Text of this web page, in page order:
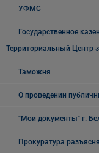
УФМС
Государственное
Территориальный Центр
Таможня
О проведении
"Мои документы" г.
Прокуратура